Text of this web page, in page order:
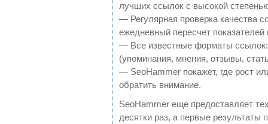
лучших ссылок с высокой
— Регулярная проверка качества
ежедневный пересчет показателей
— Все известные форматы
(упоминания, мнения, отзывы,
— SeoHammer покажет, где рост
обратить внимание.
SeoHammer еще предоставляет
десятки раз, а первые результаты